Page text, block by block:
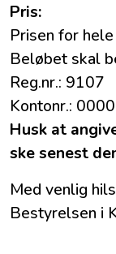
Pris:
Prisen for
Beløbet skal
Reg.nr.: 9107
Kontonr.:
Husk at
ske senest
Med venlig
Bestyrelsen i